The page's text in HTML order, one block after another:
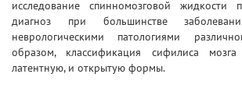
исследование спинномозговой жидкости
диагноз при большинстве
неврологическими патологиями
образом, классификация сифилиса
латентную, и открытую формы.